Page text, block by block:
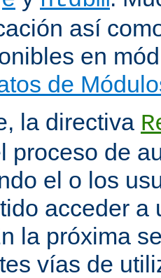
así
en
de
la directiva
proceso de
el o los
acceder a
la próxima
vías de